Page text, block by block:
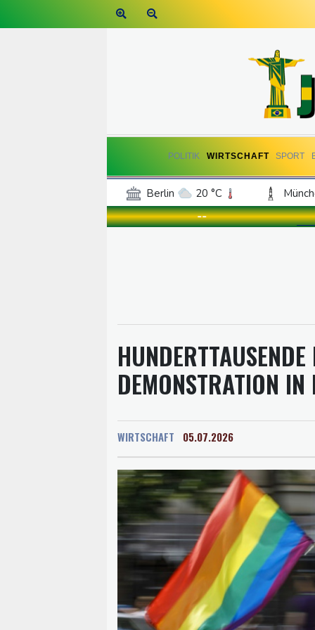
POLITIK WIRTSCHAFT SPORT
Berlin 20 °C
Frankfurt am Main
27 °C
--
DEMONSTRATION IN
WIRTSCHAFT 05.07.2026